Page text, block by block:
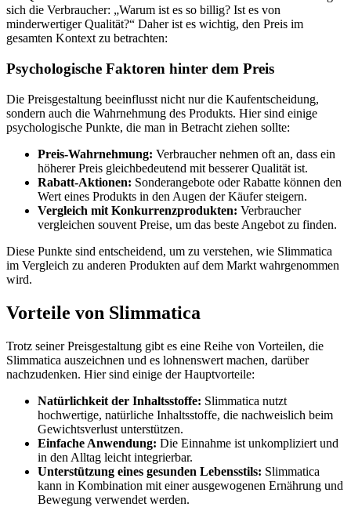
sich die Verbraucher: „Warum ist es so billig? Ist es von
minderwertiger Qualität?“ Daher ist es wichtig, den Preis im
gesamten Kontext zu betrachten:
Psychologische Faktoren hinter dem Preis
Die Preisgestaltung beeinflusst nicht nur die Kaufentscheidung,
sondern auch die Wahrnehmung des Produkts. Hier sind einige
psychologische Punkte, die man in Betracht ziehen sollte:
Preis-Wahrnehmung: Verbraucher nehmen oft an, dass ein
höherer Preis gleichbedeutend mit besserer Qualität ist.
Rabatt-Aktionen: Sonderangebote oder Rabatte können den
Wert eines Produkts in den Augen der Käufer steigern.
Vergleich mit Konkurrenzprodukten: Verbraucher
vergleichen souvent Preise, um das beste Angebot zu finden.
Diese Punkte sind entscheidend, um zu verstehen, wie Slimmatica
im Vergleich zu anderen Produkten auf dem Markt wahrgenommen
wird.
Vorteile von Slimmatica
Trotz seiner Preisgestaltung gibt es eine Reihe von Vorteilen, die
Slimmatica auszeichnen und es lohnenswert machen, darüber
nachzudenken. Hier sind einige der Hauptvorteile:
Natürlichkeit der Inhaltsstoffe: Slimmatica nutzt
hochwertige, natürliche Inhaltsstoffe, die nachweislich beim
Gewichtsverlust unterstützen.
Einfache Anwendung: Die Einnahme ist unkompliziert und
in den Alltag leicht integrierbar.
Unterstützung eines gesunden Lebensstils: Slimmatica
kann in Kombination mit einer ausgewogenen Ernährung und
Bewegung verwendet werden.